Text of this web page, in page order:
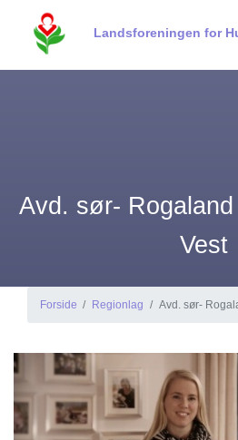
Landsforeningen for
Avd. sør-
Vest
Forside Regionlag Avd. sør-